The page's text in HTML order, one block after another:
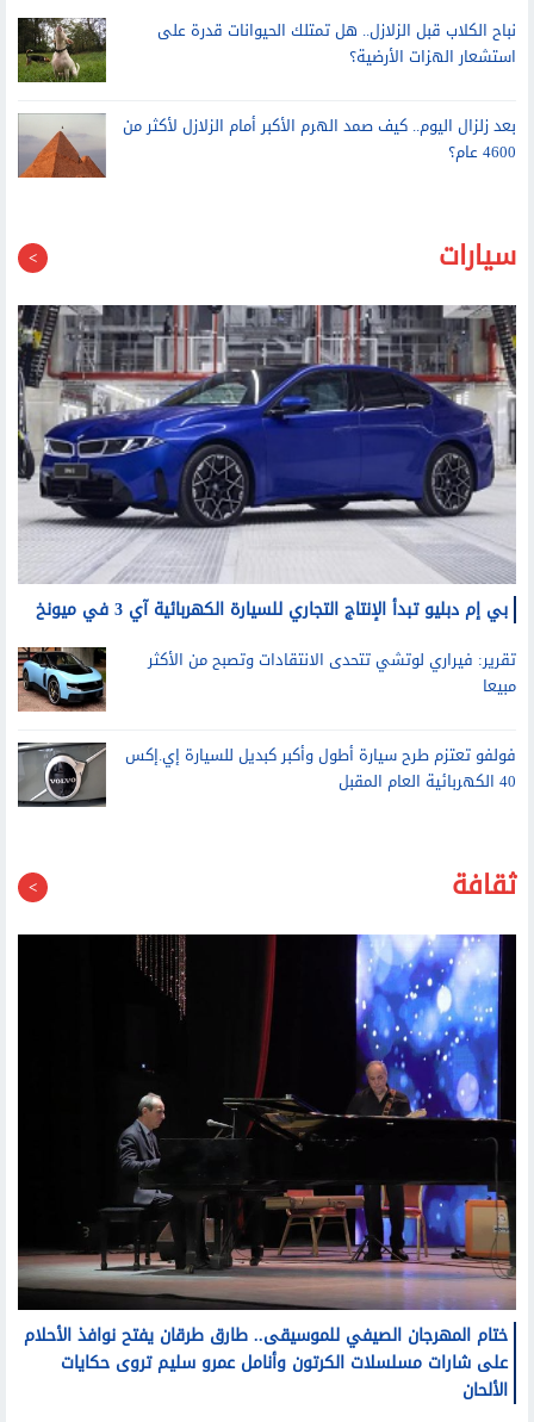
نباح الكلاب قبل الزلازل.. هل تمتلك الحيوانات قدرة على
استشعار الهزات الأرضية؟
بعد زلزال اليوم.. كيف صمد الهرم الأكبر أمام الزلازل لأكثر من
4600 عام؟
سيارات
بي إم دبليو تبدأ الإنتاج التجاري للسيارة الكهربائية آي 3 في ميونخ
تقرير: فيراري لوتشي تتحدى الانتقادات وتصبح من الأكثر
مبيعا
فولفو تعتزم طرح سيارة أطول وأكبر كبديل للسيارة إي.إكس
40 الكهربائية العام المقبل
ثقافة
ختام المهرجان الصيفي للموسيقى.. طارق طرقان يفتح نوافذ الأحلام
على شارات مسلسلات الكرتون وأنامل عمرو سليم تروى حكايات
الألحان